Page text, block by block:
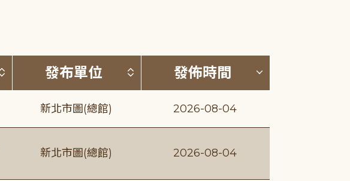
按標題排序 (升降冪)
發布單位 按發布單位排序 (升降冪)
發佈時間 按發佈時間
新北市圖(總館) 2026-08-04
新北市圖(總館) 2026-08-04